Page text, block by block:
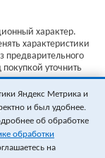
характер.
характеристики
предварительного
уточнить
(ст.435 ГК РФ).
у менеджера.
Яндекс Метрика и
и был удобнее.
об обработке
обработки
на